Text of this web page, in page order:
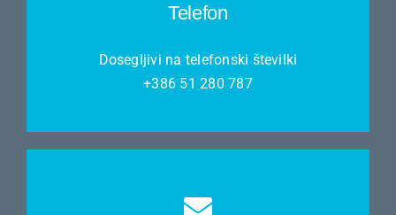
Telefon
Dosegljivi na telefonski številki
+386 51 280 787